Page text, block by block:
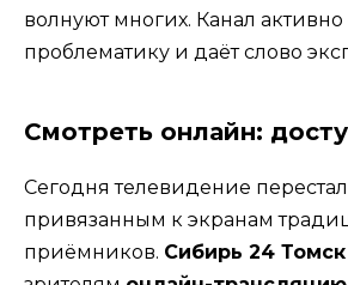
волнуют многих. Канал активно
проблематику и даёт слово
Смотреть онлайн:
Сегодня телевидение
привязанным к экранам
приёмников. Сибирь 24 Томск